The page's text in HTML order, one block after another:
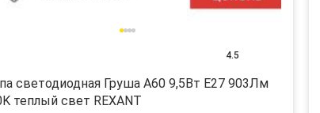
4.5
светодиодная Груша A60 9,5Вт E27 903Лм
теплый свет REXANT